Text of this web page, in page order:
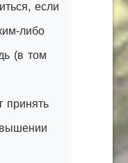
если
либо
(в том
принять